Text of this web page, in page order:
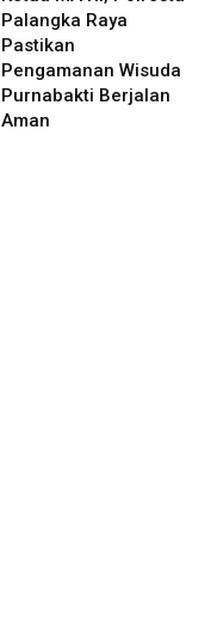
Palangka Raya
Pastikan
Pengamanan Wisuda
Purnabakti Berjalan
Aman